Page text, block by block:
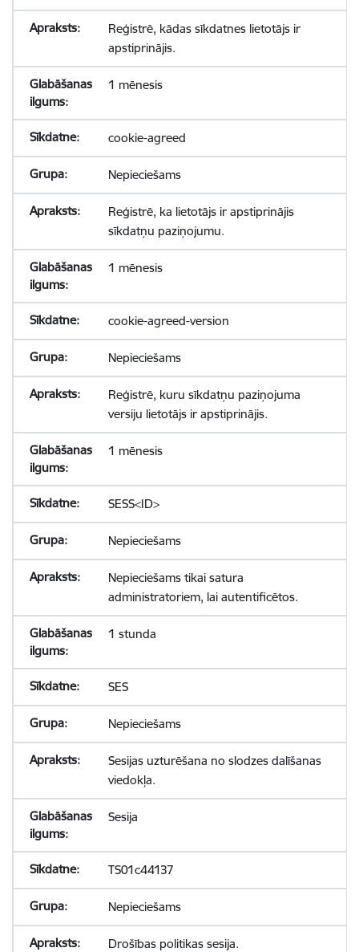
Reģistrē, kādas sīkdatnes lietotājs ir
apstiprinājis.
1 mēnesis
cookie-agreed
Nepieciešams
Reģistrē, ka lietotājs ir apstiprinājis
sīkdatņu paziņojumu.
1 mēnesis
cookie-agreed-version
Nepieciešams
Reģistrē, kuru sīkdatņu paziņojuma
versiju lietotājs ir apstiprinājis.
1 mēnesis
SESS<ID>
Nepieciešams
Nepieciešams tikai satura
administratoriem, lai autentificētos.
1 stunda
SES
Nepieciešams
Sesijas uzturēšana no slodzes dalīšanas
viedokļa.
Sesija
TS01c44137
Nepieciešams
Drošības politikas sesija.